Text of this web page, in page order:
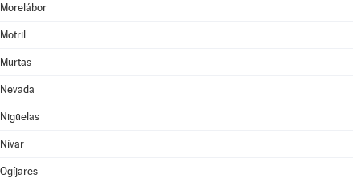
Morelábor
Motril
Murtas
Nevada
Nigüelas
Nívar
Ogíjares